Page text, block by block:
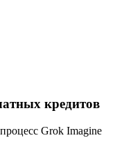
кредитов
Grok Imagine